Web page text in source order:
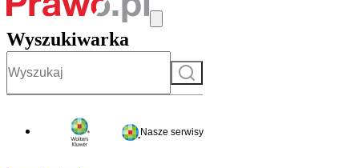
Wyszukiwarka
Szukaj
Nasze serwisy